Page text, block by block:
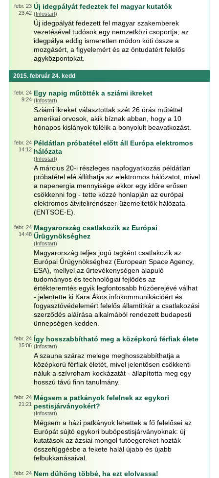
febr. 23
23:42
Új idegpályát fedeztek fel magyar kutatók
(Infostart)
Új idegpályát fedezett fel magyar szakemberek
vezetésével tudósok egy nemzetközi csoportja; az
idegpálya eddig ismeretlen módon köti össze a
mozgásért, a figyelemért és az öntudatért felelős
agyközpontokat.
2015. február 24. kedd
febr. 24
9:24
Egy napig műtötték a sziámi ikreket
(Infostart)
Sziámi ikreket választottak szét 26 órás műtéttel
amerikai orvosok, akik bíznak abban, hogy a 10
hónapos kislányok túlélik a bonyolult beavatkozást.
febr. 24
14:12
Példátlan próbatétel előtt áll Európa elektromos
hálózata
(Infostart)
A március 20-i részleges napfogyatkozás példátlan
próbatétel elé állíthatja az elektromos hálózatot, mivel
a napenergia mennyisége ekkor egy időre erősen
csökkenni fog - tette közzé honlapján az európai
elektromos átvitelirendszer-üzemeltetők hálózata
(ENTSOE-E).
febr. 24
14:48
Magyarország csatlakozik az Európai
Űrügynökséghez
(Infostart)
Magyarország teljes jogú tagként csatlakozik az
Európai Űrügynökséghez (European Space Agency,
ESA), mellyel az űrtevékenységen alapuló
tudományos és technológiai fejlődés az
értékteremtés egyik legfontosabb húzóerejévé válhat
- jelentette ki Kara Ákos infokommunikációért és
fogyasztóvédelemért felelős államtitkár a csatlakozási
szerződés aláírása alkalmából rendezett budapesti
ünnepségen kedden.
febr. 24
15:06
Így hosszabbítható meg a középkorú férfiak élete
(Infostart)
A szauna száraz melege meghosszabbíthatja a
középkorú férfiak életét, mivel jelentősen csökkenti
náluk a szívroham kockázatát - állapította meg egy
hosszú távú finn tanulmány.
febr. 24
21:21
Mégsem a patkányok felelnek az egykori
pestisjárványokért?
(Infostart)
Mégsem a házi patkányok lehettek a fő felelősei az
Európát sújtó egykori bubópestisjárványoknak: új
kutatások az ázsiai mongol futóegereket hozták
összefüggésbe a fekete halál újabb és újabb
felbukkanásaival.
febr. 24 Nem dühöng többé, ha ezt elolvassa!